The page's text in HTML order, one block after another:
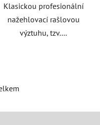
Klasickou profesionální
nažehlovací rašlovou
výztuhu, tzv....